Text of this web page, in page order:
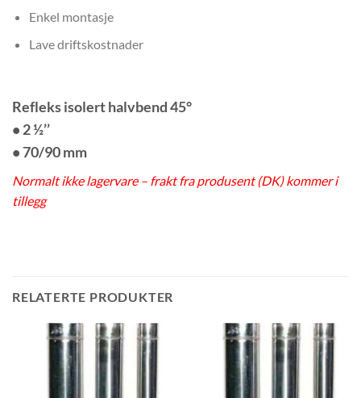
Enkel montasje
Lave driftskostnader
Refleks isolert halvbend 45°
• 2 ½’’
• 70/90 mm
Normalt ikke lagervare – frakt fra produsent (DK) kommer i
tillegg
RELATERTE PRODUKTER